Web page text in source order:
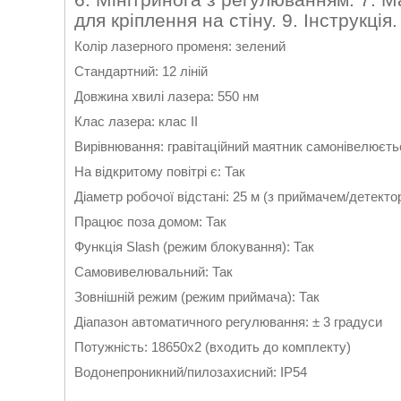
для кріплення на стіну. 9. Інструкція.
Колір лазерного променя: зелений
Стандартний: 12 ліній
Довжина хвилі лазера: 550 нм
Клас лазера: клас II
Вирівнювання: гравітаційний маятник
На відкритому повітрі є: Так
Діаметр робочої відстані: 25 м (з приймачем/
Працює поза домом: Так
Функція Slash (режим блокування): Так
Самовивелювальний: Так
Зовнішній режим (режим приймача): Так
Діапазон автоматичного регулювання: ± 3 градуси
Потужність: 18650x2 (входить до комплекту)
Водонепроникний/пилозахисний: IP54